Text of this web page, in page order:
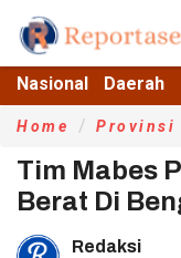
Nasional Daerah
Home Provinsi
Tim Mabes
Berat Di
Redaksi